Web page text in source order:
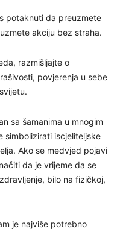
potaknuti da preuzmete
akciju bez straha.
razmišljajte o
povjerenja u sebe
sa šamanima u mnogim
simbolizirati iscjeliteljske
Ako se medvjed pojavi
da je vrijeme da se
bilo na fizičkoj,
je najviše potrebno